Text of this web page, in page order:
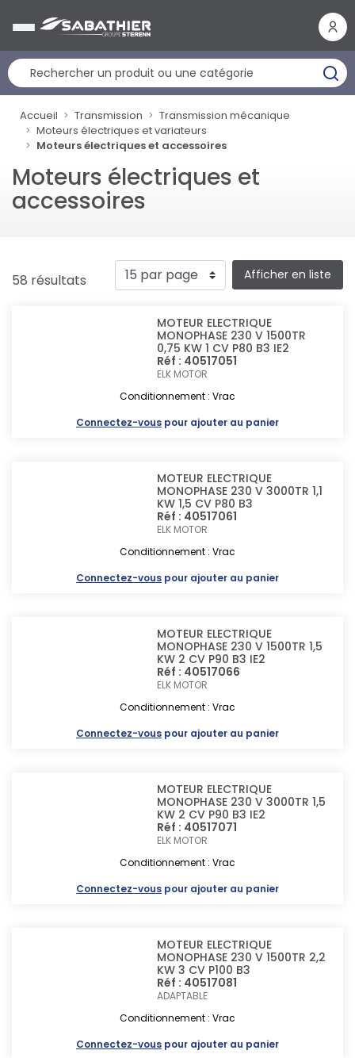
Accueil Transmission
Transmission mécanique
Moteurs électriques et variateurs
Moteurs électriques et accessoires
Moteurs électriques et
accessoires
58 résultats Afficher en liste
MOTEUR ELECTRIQUE
MONOPHASE 230 V 1500TR
0,75 KW 1 CV P80 B3 IE2
Réf : 40517051
ELK MOTOR
Conditionnement : Vrac
Connectez-vous pour ajouter au panier
MOTEUR ELECTRIQUE
MONOPHASE 230 V 3000TR 1,1
KW 1,5 CV P80 B3
Réf : 40517061
ELK MOTOR
Conditionnement : Vrac
Connectez-vous pour ajouter au panier
MOTEUR ELECTRIQUE
MONOPHASE 230 V 1500TR 1,5
KW 2 CV P90 B3 IE2
Réf : 40517066
ELK MOTOR
Conditionnement : Vrac
Connectez-vous pour ajouter au panier
MOTEUR ELECTRIQUE
MONOPHASE 230 V 3000TR 1,5
KW 2 CV P90 B3 IE2
Réf : 40517071
ELK MOTOR
Conditionnement : Vrac
Connectez-vous pour ajouter au panier
MOTEUR ELECTRIQUE
MONOPHASE 230 V 1500TR 2,2
KW 3 CV P100 B3
Réf : 40517081
ADAPTABLE
Conditionnement : Vrac
Connectez-vous pour ajouter au panier